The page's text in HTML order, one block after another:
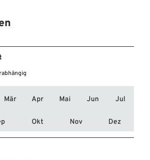
Mär Apr Mai Jun Jul
Okt Nov Dez